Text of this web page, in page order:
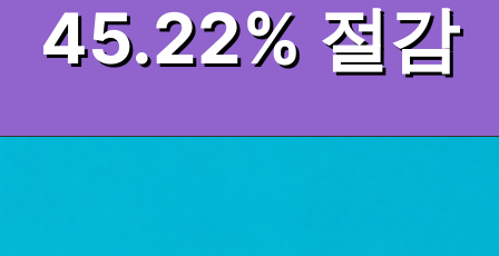
45.22% 절감